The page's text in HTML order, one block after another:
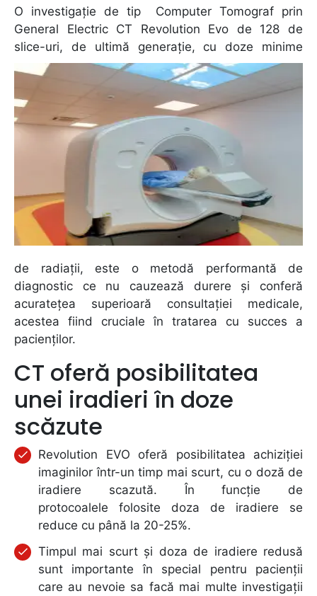
O investigație de tip Computer Tomograf prin
General Electric CT Revolution Evo de 128 de
slice-uri, de ultimă generație, cu doze minime
de radiații, este o metodă performantă de
diagnostic ce nu cauzează durere și conferă
acuratețea superioară consultației medicale,
acestea fiind cruciale în tratarea cu succes a
pacienților.
CT oferă posibilitatea
unei iradieri în doze
scăzute
Revolution EVO oferă posibilitatea achiziției
imaginilor într-un timp mai scurt, cu o doză de
iradiere scazută. În funcție de
protocoalele folosite doza de iradiere se
reduce cu până la 20-25%.
Timpul mai scurt și doza de iradiere redusă
sunt importante în special pentru pacienții
care au nevoie sa facă mai multe investigații